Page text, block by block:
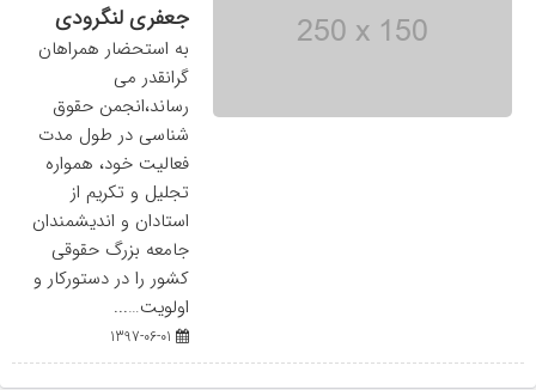
جعفری لنگرودی
به استحضار همراهان
گرانقدر می
رساند،انجمن حقوق
شناسی در طول مدت
فعالیت خود، همواره
تجلیل و تکریم از
استادان و اندیشمندان
جامعه بزرگ حقوقی
کشور را در دستورکار و
اولویت…...